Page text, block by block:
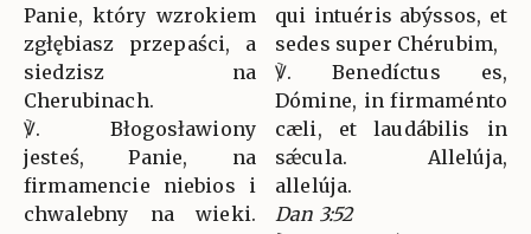
Panie, który wzrokiem
zgłębiasz przepaści, a
siedzisz na
Cherubinach.
℣. Błogosławiony
jesteś, Panie, na
firmamencie niebios i
chwalebny na wieki.
qui intuéris abýssos, et
sedes super Chérubim,
℣. Benedíctus es,
Dómine, in firmaménto
cæli, et laudábilis in
sǽcula. Allelúja,
allelúja.
Dan 3:52